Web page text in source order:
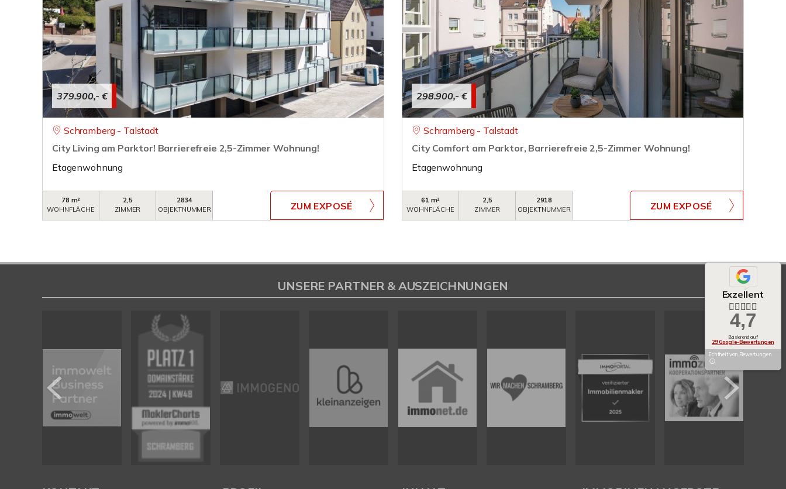
379.900,- €
Schramberg - Talstadt
City Living am Parktor! Barrierefreie 2,5-Zimmer Wohnung!
Etagenwohnung
78 m²
WOHNFLÄCHE
2,5
ZIMMER
2834
OBJEKTNUMMER
ZUM EXPOSÉ
298.900,- €
Schramberg - Talstadt
City Comfort am Parktor, Barrierefreie 2,5-Zimmer Wohnung!
Etagenwohnung
61 m²
WOHNFLÄCHE
2,5
ZIMMER
2918
OBJEKTNUMMER
ZUM EXPOSÉ
Exzellent
4,7
Basierend auf
29 Google-Bewertungen
Echtheit von Bewertungen
UNSERE PARTNER & AUSZEICHNUNGEN